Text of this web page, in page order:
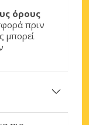
όρους
πριν
μπορεί